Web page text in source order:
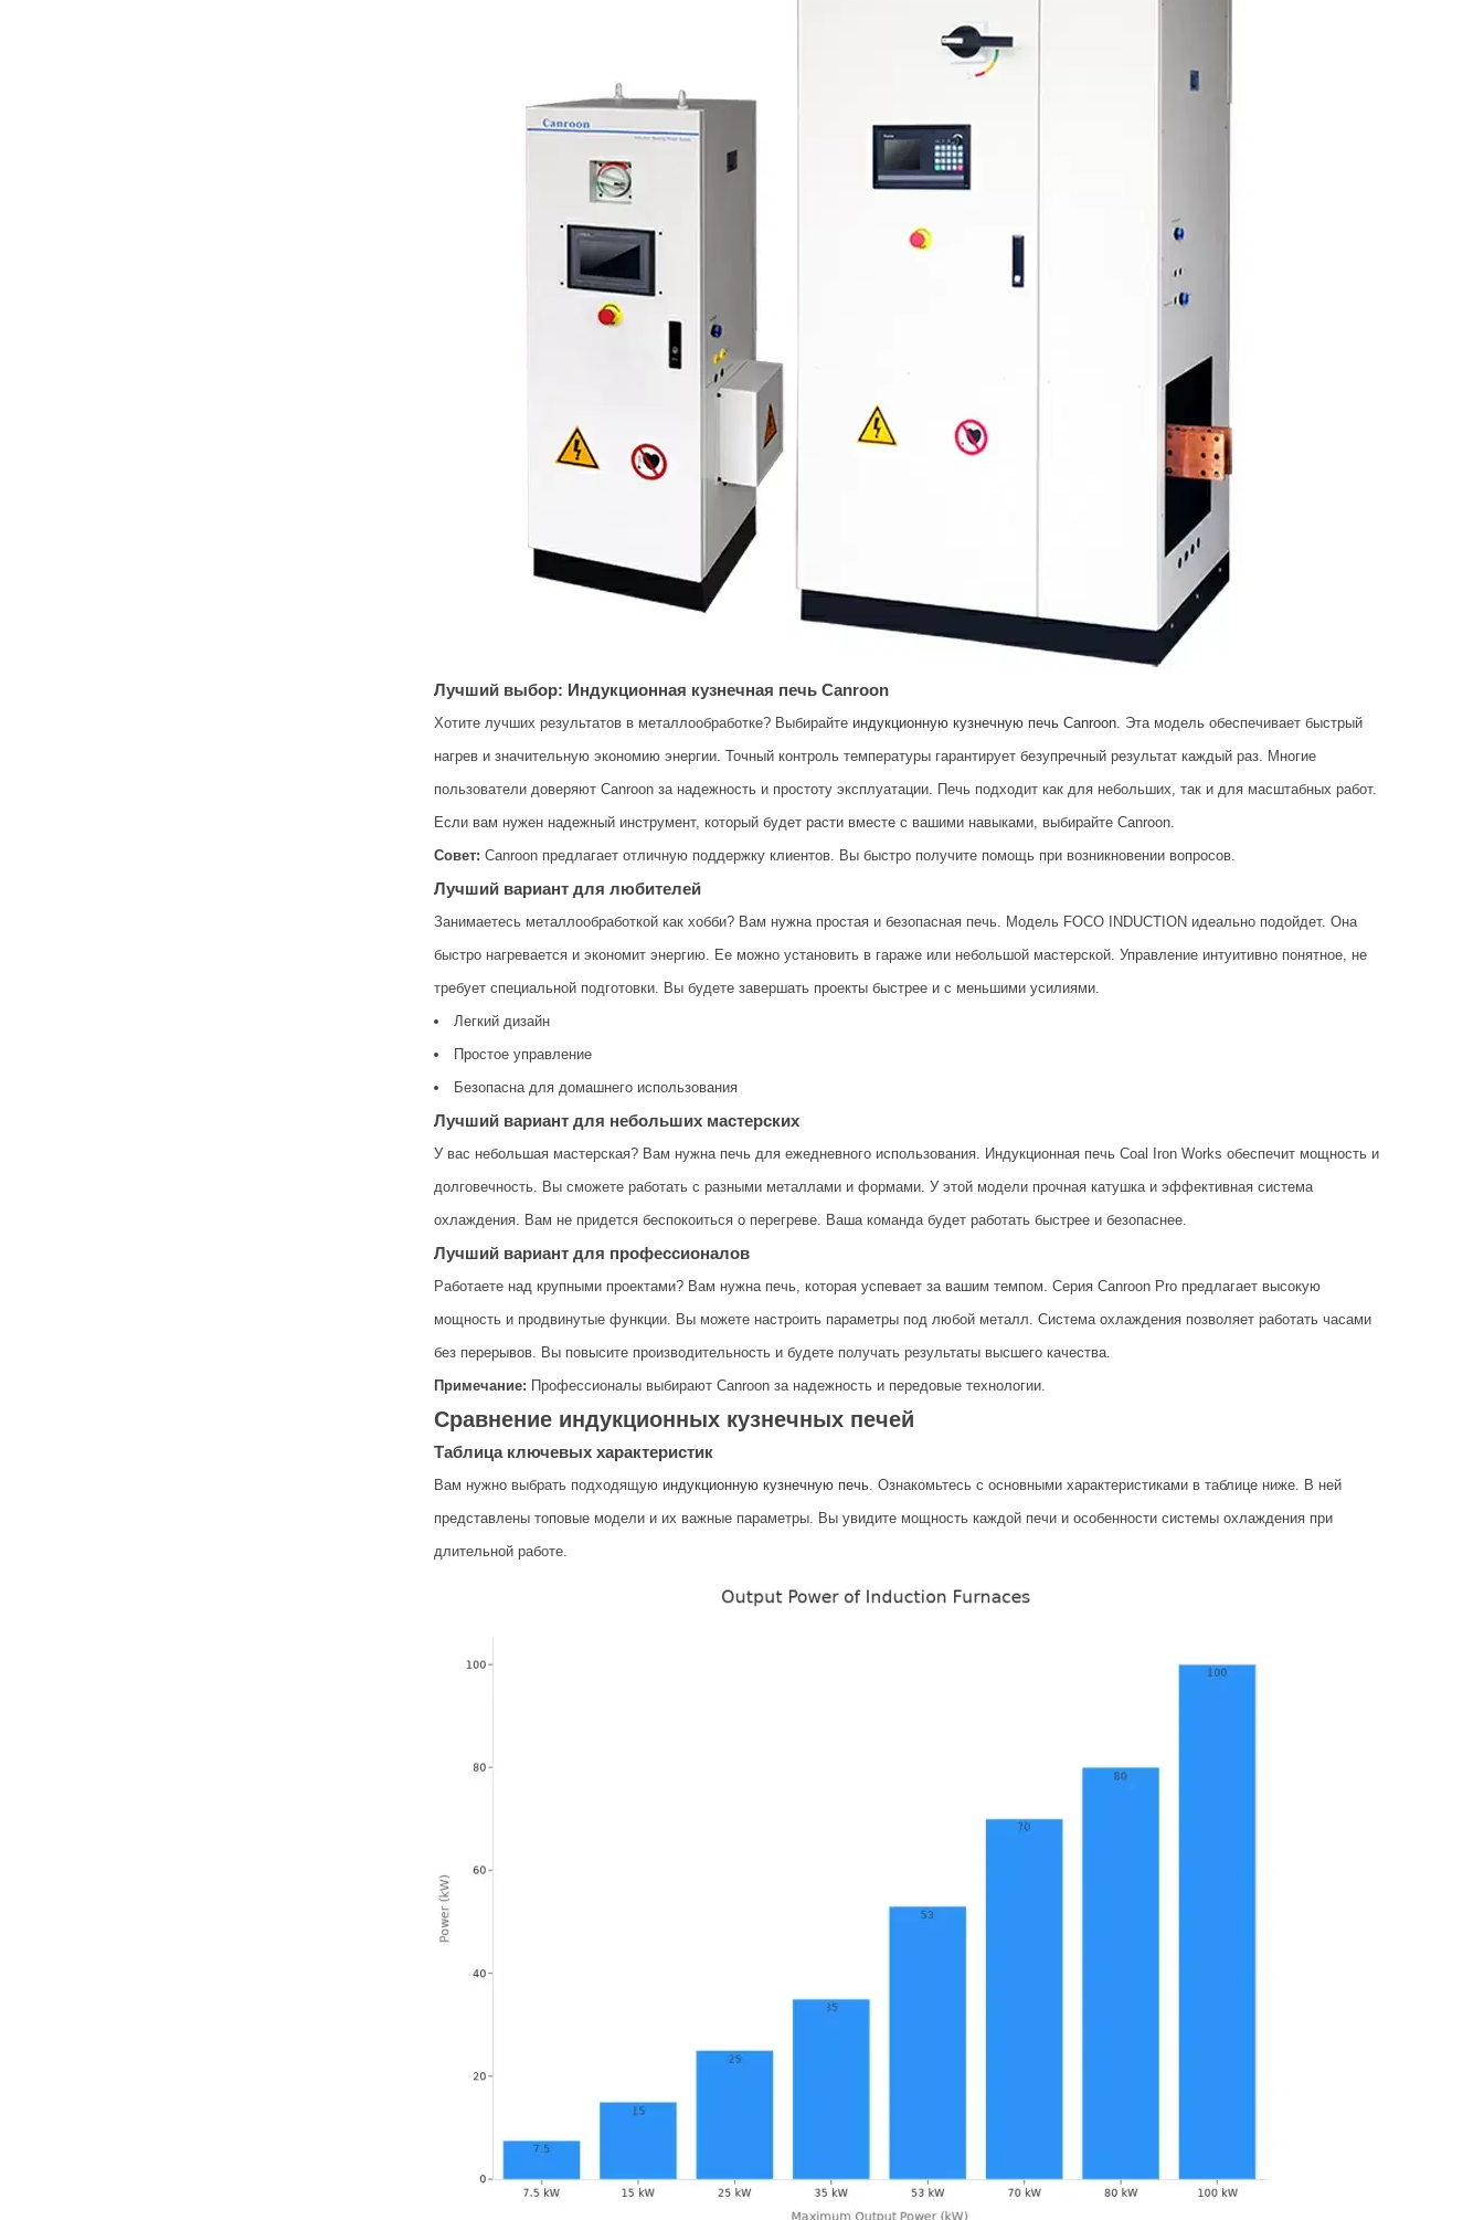
Лучший выбор: Индукционная кузнечная печь Canroon
Хотите лучших результатов в металлообработке? Выбирайте индукционную кузнечную печь Canroon. Эта модель обеспечивает быстрый
нагрев и значительную экономию энергии. Точный контроль температуры гарантирует безупречный результат каждый раз. Многие
пользователи доверяют Canroon за надежность и простоту эксплуатации. Печь подходит как для небольших, так и для масштабных работ.
Если вам нужен надежный инструмент, который будет расти вместе с вашими навыками, выбирайте Canroon.
Совет: Canroon предлагает отличную поддержку клиентов. Вы быстро получите помощь при возникновении вопросов.
Лучший вариант для любителей
Занимаетесь металлообработкой как хобби? Вам нужна простая и безопасная печь. Модель FOCO INDUCTION идеально подойдет. Она
быстро нагревается и экономит энергию. Ее можно установить в гараже или небольшой мастерской. Управление интуитивно понятное, не
требует специальной подготовки. Вы будете завершать проекты быстрее и с меньшими усилиями.
Легкий дизайн
Простое управление
Безопасна для домашнего использования
Лучший вариант для небольших мастерских
У вас небольшая мастерская? Вам нужна печь для ежедневного использования. Индукционная печь Coal Iron Works обеспечит мощность и
долговечность. Вы сможете работать с разными металлами и формами. У этой модели прочная катушка и эффективная система
охлаждения. Вам не придется беспокоиться о перегреве. Ваша команда будет работать быстрее и безопаснее.
Лучший вариант для профессионалов
Работаете над крупными проектами? Вам нужна печь, которая успевает за вашим темпом. Серия Canroon Pro предлагает высокую
мощность и продвинутые функции. Вы можете настроить параметры под любой металл. Система охлаждения позволяет работать часами
без перерывов. Вы повысите производительность и будете получать результаты высшего качества.
Примечание: Профессионалы выбирают Canroon за надежность и передовые технологии.
Сравнение индукционных кузнечных печей
Таблица ключевых характеристик
Вам нужно выбрать подходящую индукционную кузнечную печь. Ознакомьтесь с основными характеристиками в таблице ниже. В ней
представлены топовые модели и их важные параметры. Вы увидите мощность каждой печи и особенности системы охлаждения при
длительной работе.